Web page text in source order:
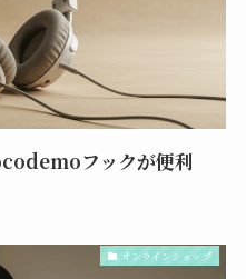
フックが便利
オンラインショップ